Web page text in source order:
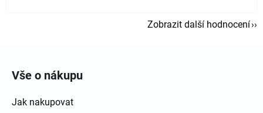
Zobrazit další hodnocení
Vše o nákupu
Jak nakupovat